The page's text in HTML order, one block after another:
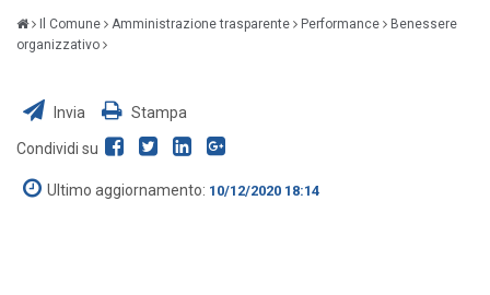
Il Comune Amministrazione trasparente Performance
Benessere
organizzativo
Invia Stampa
Condividi su
Ultimo aggiornamento: 10/12/2020 18:14